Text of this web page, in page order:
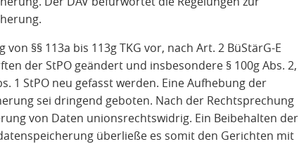
§§ 113a bis 113g TKG vor, nach Art. 2 BüStärG-E
der StPO geändert und insbesondere § 100g Abs. 2,
1 StPO neu gefasst werden. Eine Aufhebung der
sei dringend geboten. Nach der Rechtsprechung
von Daten unionsrechtswidrig. Ein Beibehalten der
überließe es somit den Gerichten mit